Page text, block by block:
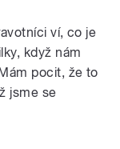
ví, co je
když nám
pocit, že to
jsme se